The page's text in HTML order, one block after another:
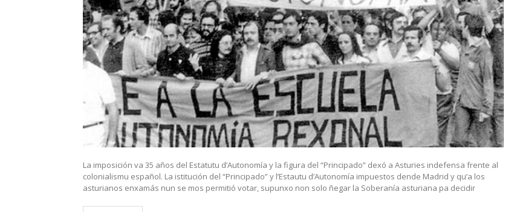
La imposición va 35 años del Estatutu d’Autonomía y la figura del “Principado” dexó a Asturies indefensa frente al
colonialismu español. La istitución del “Principado” y l’Estautu d’Autonomía impuestos dende Madrid y qu’a los
asturianos enxamás nun se mos permitió votar, supunxo non solo ñegar la Soberanía asturiana pa decidir